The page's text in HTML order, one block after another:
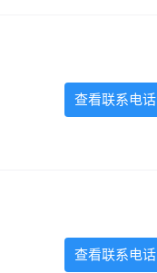
查看联系电话
查看联系电话